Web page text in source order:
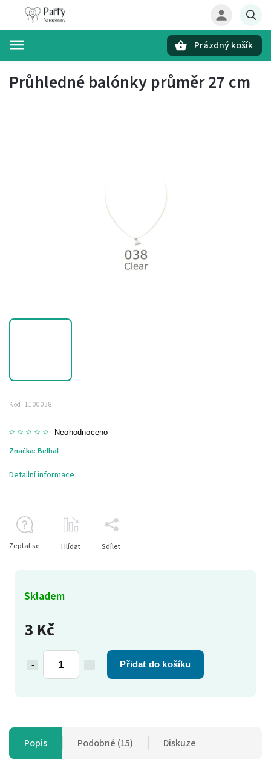
Prázdný košík
Průhledné balónky průměr 27 cm
Kód: 1100038
Neohodnoceno
Značka: Belbal
3 Kč
Přidat do košíku
Skladem
Detailní informace
Zeptat se Hlídat Sdílet
Popis Podobné (15) Diskuze